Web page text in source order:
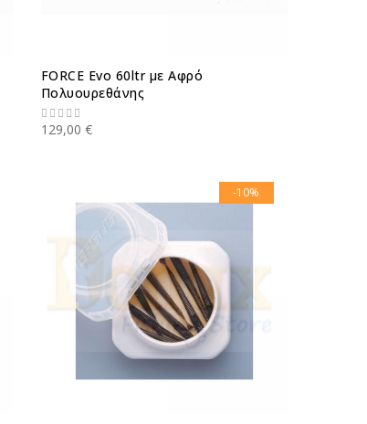
FORCE Evo 60ltr με Αφρό
Πολυουρεθάνης
129,00 €
-10%